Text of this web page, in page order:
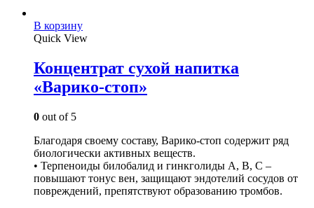
В корзину
Quick View
Концентрат сухой напитка
«Варико-cтоп»
0 out of 5
Благодаря своему составу, Варико-стоп содержит ряд
биологически активных веществ.
• Терпеноиды билобалид и гинкголиды А, В, С –
повышают тонус вен, защищают эндотелий сосудов от
повреждений, препятствуют образованию тромбов.